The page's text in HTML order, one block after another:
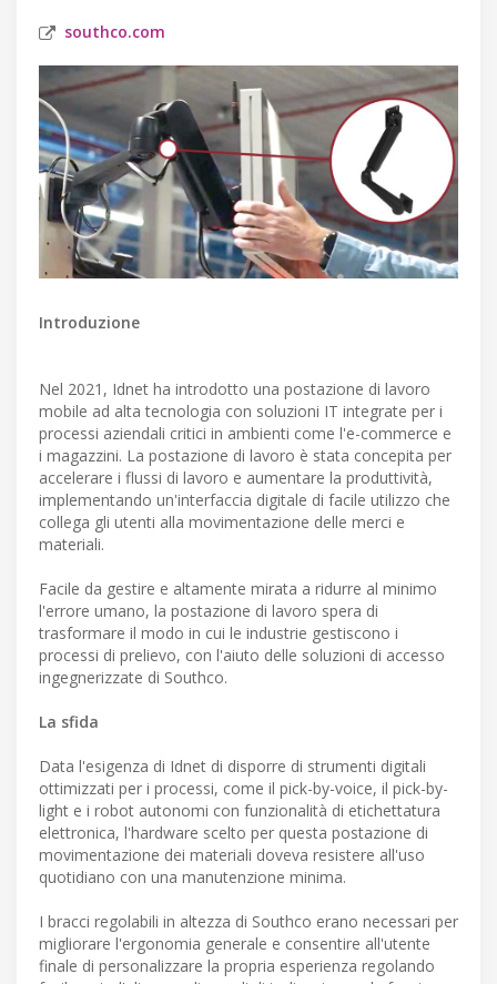
southco.com
Introduzione
Nel 2021, Idnet ha introdotto una postazione di lavoro
mobile ad alta tecnologia con soluzioni IT integrate per i
processi aziendali critici in ambienti come l'e-commerce e
i magazzini. La postazione di lavoro è stata concepita per
accelerare i flussi di lavoro e aumentare la produttività,
implementando un'interfaccia digitale di facile utilizzo che
collega gli utenti alla movimentazione delle merci e
materiali.
Facile da gestire e altamente mirata a ridurre al minimo
l'errore umano, la postazione di lavoro spera di
trasformare il modo in cui le industrie gestiscono i
processi di prelievo, con l'aiuto delle soluzioni di accesso
ingegnerizzate di Southco.
La sfida
Data l'esigenza di Idnet di disporre di strumenti digitali
ottimizzati per i processi, come il pick-by-voice, il pick-by-
light e i robot autonomi con funzionalità di etichettatura
elettronica, l'hardware scelto per questa postazione di
movimentazione dei materiali doveva resistere all'uso
quotidiano con una manutenzione minima.
I bracci regolabili in altezza di Southco erano necessari per
migliorare l'ergonomia generale e consentire all'utente
finale di personalizzare la propria esperienza regolando